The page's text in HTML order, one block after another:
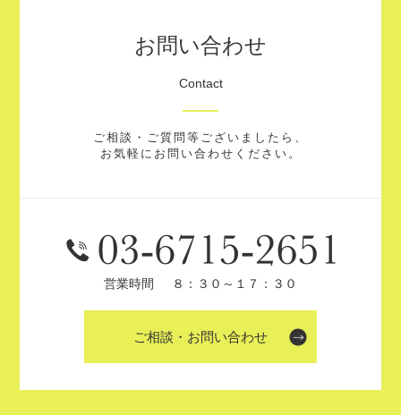
お問い合わせ
Contact
ご相談・ご質問等ございましたら、
お気軽にお問い合わせください。
営業時間 ８：３０～１７：３０
ご相談・お問い合わせ